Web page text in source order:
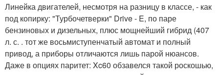
Линейка двигателей, несмотря на разницу в классе, - как
под копирку: "Турбочетверки" Drive - E, по паре
бензиновых и дизельных, плюс мощнейший гибрид (407
л. с. . тот же восьмиступенчатый автомат и полный
привод, а приборы отличаются лишь парой нюансов.
Даже в опциях паритет: Xc60 обзавелся такой роскошью,